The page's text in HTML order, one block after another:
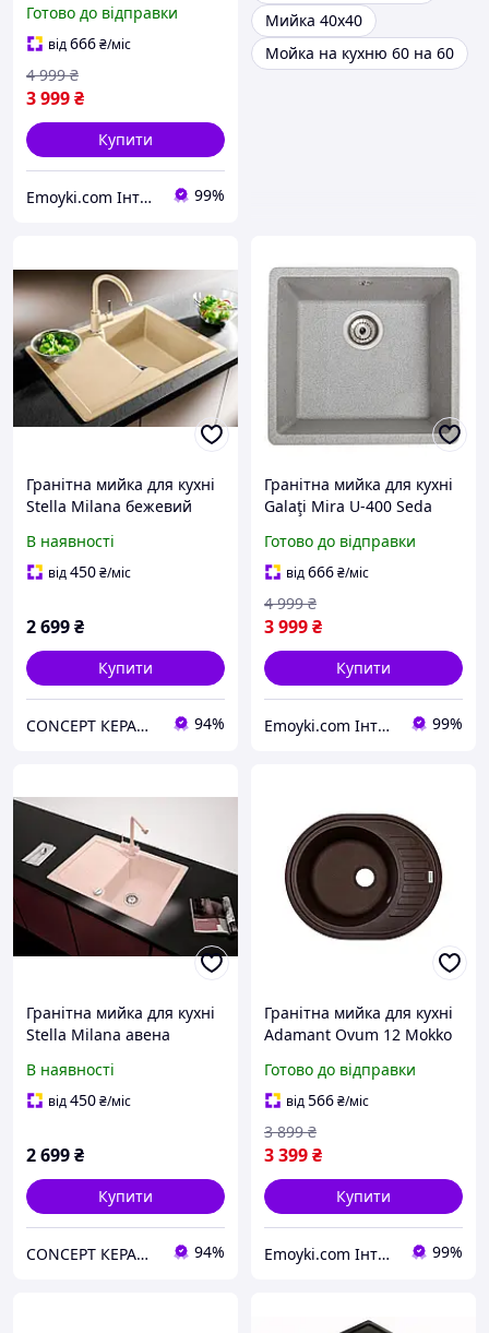
Готово до відправки
від666₴/міс
3 999₴
4 999 ₴
Купити
Emoyki.com Інтернет-магазин кухонних мийок 99%
Мийка 40х40
Мойка на кухню 60 на 60
Гранітна мийка для кухні
Stella Milana бежевий
В наявності
від450₴/міс
2 699₴
Купити
CONCEPT КЕРАМІКА 94%
Гранітна мийка для кухні
Galaţi Mira U-400 Seda
Готово до відправки
від666₴/міс
3 999₴
4 999 ₴
Купити
Emoyki.com Інтернет-магазин кухонних мийок 99%
Гранітна мийка для кухні
Stella Milana авена
В наявності
від450₴/міс
2 699₴
Купити
CONCEPT КЕРАМІКА 94%
Гранітна мийка для кухні
Adamant Ovum 12 Mokko
Готово до відправки
від566₴/міс
3 399₴
3 899 ₴
Купити
Emoyki.com Інтернет-магазин кухонних мийок 99%